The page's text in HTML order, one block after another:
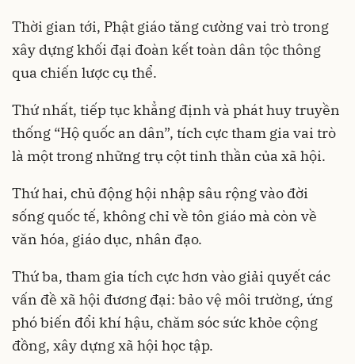
Thời gian tới, Phật giáo tăng cường vai trò trong
xây dựng khối đại đoàn kết toàn dân tộc thông
qua chiến lược cụ thể.
Thứ nhất, tiếp tục khẳng định và phát huy truyền
thống “Hộ quốc an dân”, tích cực tham gia vai trò
là một trong những trụ cột tinh thần của xã hội.
Thứ hai, chủ động hội nhập sâu rộng vào đời
sống quốc tế, không chỉ về tôn giáo mà còn về
văn hóa, giáo dục, nhân đạo.
Thứ ba, tham gia tích cực hơn vào giải quyết các
vấn đề xã hội đương đại: bảo vệ môi trường, ứng
phó biến đổi khí hậu, chăm sóc sức khỏe cộng
đồng, xây dựng xã hội học tập.